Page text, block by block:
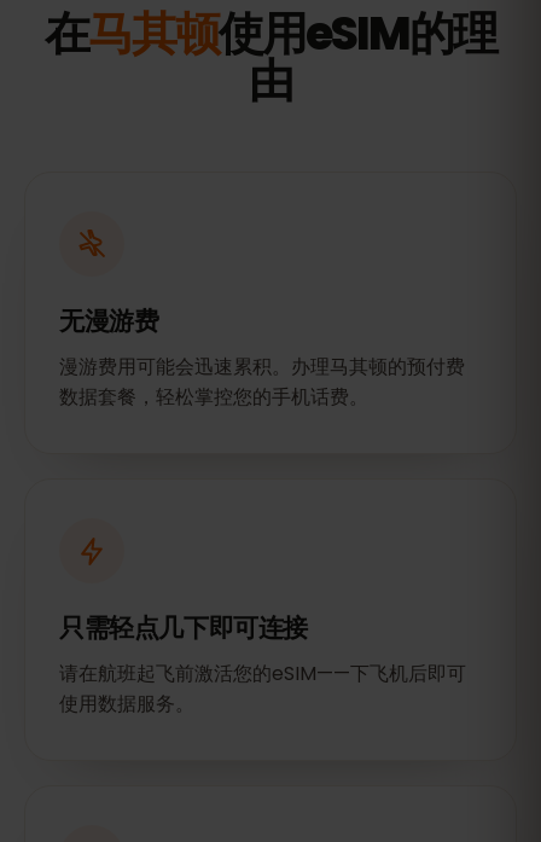
在马其顿使用eSIM的理
由
无漫游费
漫游费用可能会迅速累积。办理马其顿的预付费
数据套餐，轻松掌控您的手机话费。
只需轻点几下即可连接
请在航班起飞前激活您的eSIM——下飞机后即可
使用数据服务。